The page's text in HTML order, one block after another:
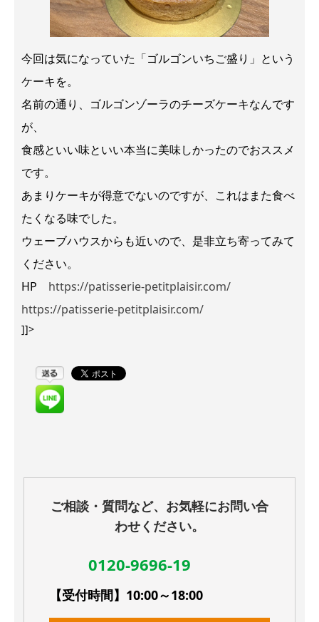
今回は気になっていた「ゴルゴンいちご盛り」という
ケーキを。
名前の通り、ゴルゴンゾーラのチーズケーキなんです
が、
食感といい味といい本当に美味しかったのでおススメ
です。
あまりケーキが得意でないのですが、これはまた食べ
たくなる味でした。
ウェーブハウスからも近いので、是非立ち寄ってみて
ください。
HP https://patisserie-petitplaisir.com/
https://patisserie-petitplaisir.com/
]]>
ご相談・質問など、お気軽にお問い合
わせください。
0120-9696-19
【受付時間】10:00～18:00